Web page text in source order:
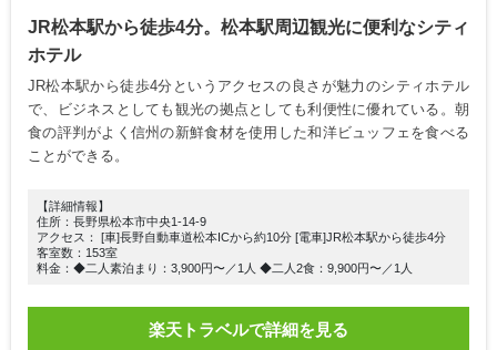
JR松本駅から徒歩4分。松本駅周辺観光に便利なシティ
ホテル
JR松本駅から徒歩4分というアクセスの良さが魅力のシティホテル
で、ビジネスとしても観光の拠点としても利便性に優れている。朝
食の評判がよく信州の新鮮食材を使用した和洋ビュッフェを食べる
ことができる。
【詳細情報】
住所：長野県松本市中央1-14-9
アクセス： [車]長野自動車道松本ICから約10分 [電車]JR松本駅から徒歩4分
客室数：153室
料金：◆二人素泊まり：3,900円〜／1人 ◆二人2食：9,900円〜／1人
楽天トラベルで詳細を見る